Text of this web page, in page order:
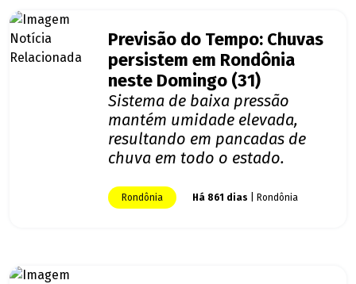
Previsão do Tempo: Chuvas
persistem em Rondônia
neste Domingo (31)
Sistema de baixa pressão
mantém umidade elevada,
resultando em pancadas de
chuva em todo o estado.
Rondônia Há 861 dias | Rondônia